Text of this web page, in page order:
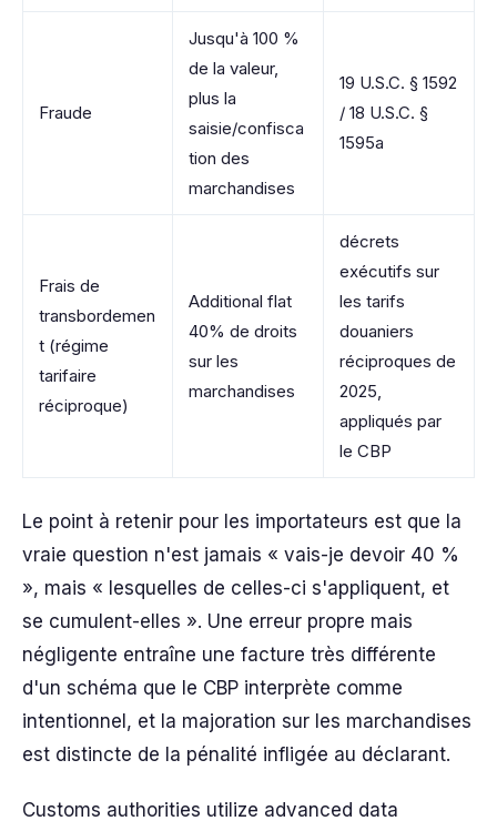
Fraude
Jusqu'à 100 %
de la valeur,
plus la
saisie/confisca
tion des
marchandises
19 U.S.C. § 1592
/ 18 U.S.C. §
1595a
Frais de
transbordemen
t (régime
tarifaire
réciproque)
Additional flat
40% de droits
sur les
marchandises
décrets
exécutifs sur
les tarifs
douaniers
réciproques de
2025,
appliqués par
le CBP
Le point à retenir pour les importateurs est que la
vraie question n'est jamais « vais-je devoir 40 %
», mais « lesquelles de celles-ci s'appliquent, et
se cumulent-elles ». Une erreur propre mais
négligente entraîne une facture très différente
d'un schéma que le CBP interprète comme
intentionnel, et la majoration sur les marchandises
est distincte de la pénalité infligée au déclarant.
Customs authorities utilize advanced data